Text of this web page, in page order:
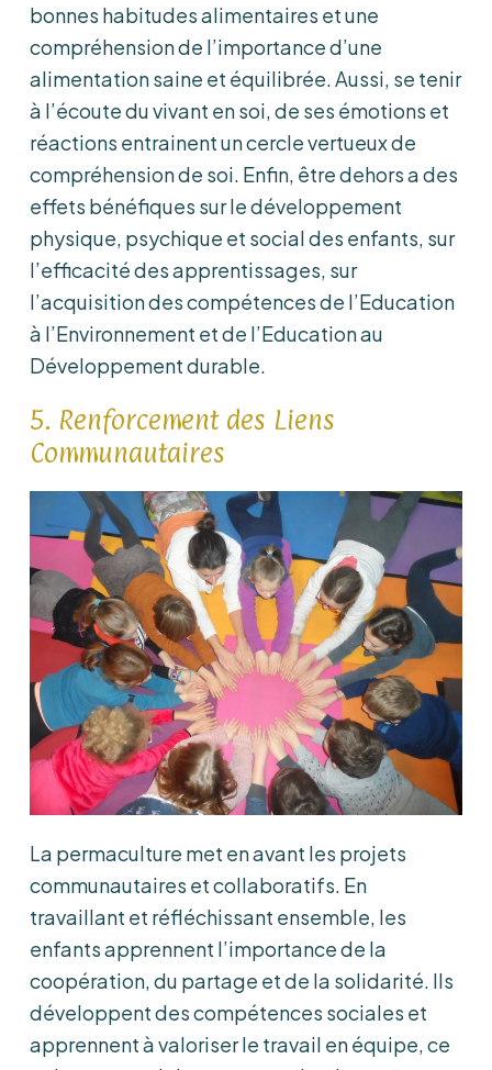
bonnes habitudes alimentaires et une
compréhension de l’importance d’une
alimentation saine et équilibrée. Aussi, se tenir
à l’écoute du vivant en soi, de ses émotions et
réactions entrainent un cercle vertueux de
compréhension de soi. Enfin, être dehors a des
effets bénéfiques sur le développement
physique, psychique et social des enfants, sur
l’efficacité des apprentissages, sur
l’acquisition des compétences de l’Education
à l’Environnement et de l’Education au
Développement durable.
5. Renforcement des Liens
Communautaires
La permaculture met en avant les projets
communautaires et collaboratifs. En
travaillant et réfléchissant ensemble, les
enfants apprennent l’importance de la
coopération, du partage et de la solidarité. Ils
développent des compétences sociales et
apprennent à valoriser le travail en équipe, ce